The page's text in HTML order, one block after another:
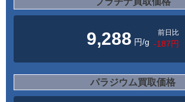
9,288 円/g
前日比
-187円
パラジウム買取価格